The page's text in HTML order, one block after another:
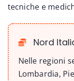
tecniche e
Nord
Nelle regioni
Lombardia,